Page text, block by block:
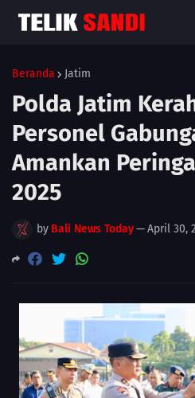
Beranda Jatim
Polda Jatim
Personel
Amankan
2025
by Bali News Today—April 30,